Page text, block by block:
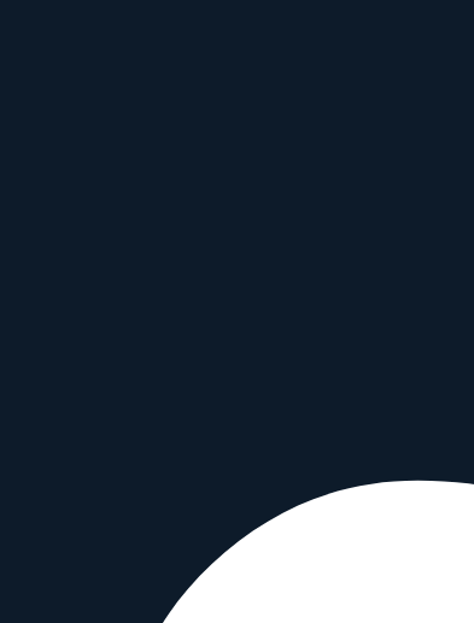
großen Marken und finden Dein perfektes Match.
vorbehalten.